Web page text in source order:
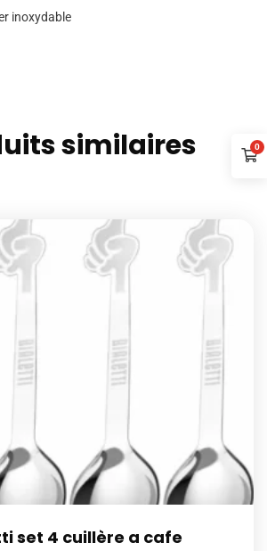
inoxydable
similaires
set 4 cuillère a cafe
0